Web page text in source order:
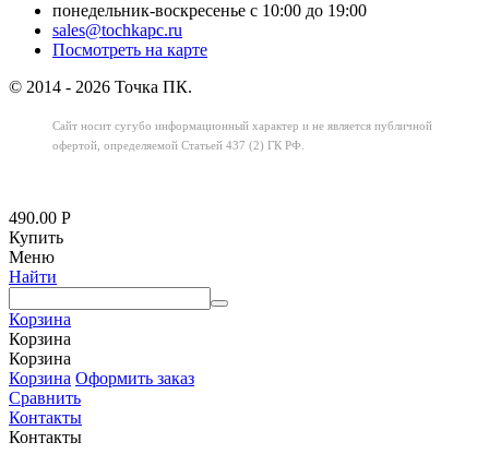
понедельник-воскресенье с 10:00 до 19:00
sales@tochkapc.ru
Посмотреть на карте
© 2014 - 2026 Точка ПК.
Сайт носит сугубо информационный характер и не является публичной
офертой, определяемой Статьей 437 (2) ГК РФ.
490.00 Р
Купить
Меню
Найти
Корзина
Корзина
Корзина
Корзина Оформить заказ
Сравнить
Контакты
Контакты